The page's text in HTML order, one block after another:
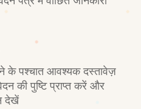
के पश्चात आवश्यक दस्तावेज़
की पुष्टि प्राप्त करें और
देखें